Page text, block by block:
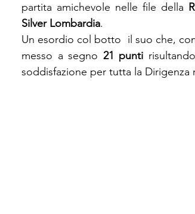
partita amichevole nelle file della
Silver Lombardia.
Un esordio col botto  il suo che,
messo a segno 21 punti
soddisfazione per tutta la Dirigenza